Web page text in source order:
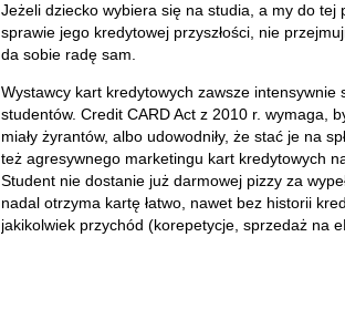
Jeżeli dziecko wybiera się na studia, a my do tej
sprawie jego kredytowej przyszłości, nie
da sobie radę sam.
Wystawcy kart kredytowych zawsze intensywnie
studentów. Credit CARD Act z 2010 r. wymaga,
miały żyrantów, albo udowodniły, że stać je na
też agresywnego marketingu kart kredytowych
Student nie dostanie już darmowej pizzy za
nadal otrzyma kartę łatwo, nawet bez historii
jakikolwiek przychód (korepetycje, sprzedaż na